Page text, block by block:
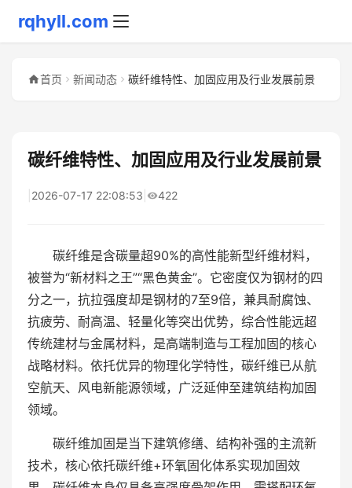
rqhyll.com
首页 新闻动态 碳纤维特性、加固应用及行业发展前景
碳纤维特性、加固应用及行业发展前景
2026-07-17 22:08:53 422
碳纤维是含碳量超90%的高性能新型纤维材料，
被誉为“新材料之王”“黑色黄金”。它密度仅为钢材的四
分之一，抗拉强度却是钢材的7至9倍，兼具耐腐蚀、
抗疲劳、耐高温、轻量化等突出优势，综合性能远超
传统建材与金属材料，是高端制造与工程加固的核心
战略材料。依托优异的物理化学特性，碳纤维已从航
空航天、风电新能源领域，广泛延伸至建筑结构加固
领域。
碳纤维加固是当下建筑修缮、结构补强的主流新
技术，核心依托碳纤维+环氧固化体系实现加固效